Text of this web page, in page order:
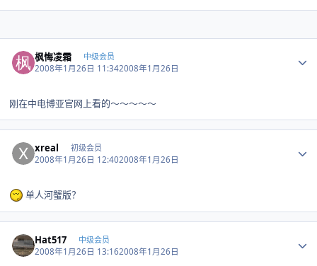
枫悔凌霜 中级会员
2008年1月26日 11:342008年1月26日
刚在中电博亚官网上看的～～～～～
xreal 初级会员
2008年1月26日 12:402008年1月26日
单人河蟹版？
Hat517 中级会员
2008年1月26日 13:162008年1月26日